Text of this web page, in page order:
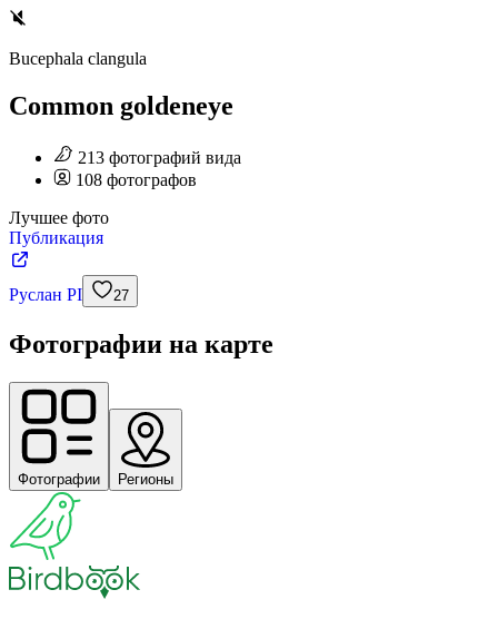
Bucephala clangula
Common goldeneye
213 фотографий вида
108 фотографов
Лучшее фото
Публикация
Руслан PI 27
Фотографии на карте
Фотографии Регионы